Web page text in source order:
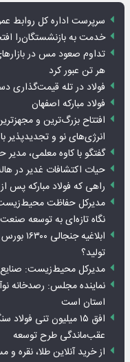
سرپرست اداره کل روابط
خدمت به بازنشستگان‌را
هر تن عبور کرد
فولاد در تله قیمت‌گذاری
فولاد مبارکه اصفهان
افتتاح بزرگ‌ترین و
انرژی‌های نو و تجدیدپذیر
گفتگو با کاوه معلمی،
حیات اکتشافات غدیر در
راهی که فولاد مبارکه
مدیرکل حفاظت محیط‌زیست
نگاه تازه‌ای به توسعه
تولید؟
مدیرکل محیط‌زیست: صنایع
نماینده مجلس: رصدخانه
استان است
عقب‌ماندگی طرح توسعه
از خرید آنلاین طلا، نقره